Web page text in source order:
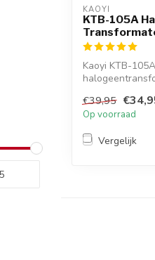
KAOYI
KTB-105A
Kaoyi KTB-
€39,95
Op voorraad
Vergelijk